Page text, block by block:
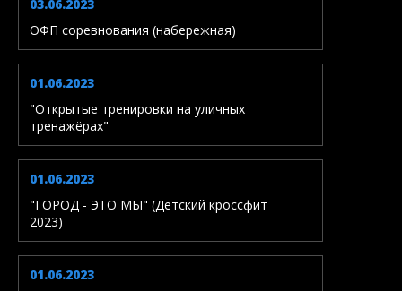
03.06.2023
ОФП соревнования (набережная)
01.06.2023
"Открытые тренировки на уличных
тренажёрах"
01.06.2023
"ГОРОД - ЭТО МЫ" (Детский кроссфит
2023)
01.06.2023